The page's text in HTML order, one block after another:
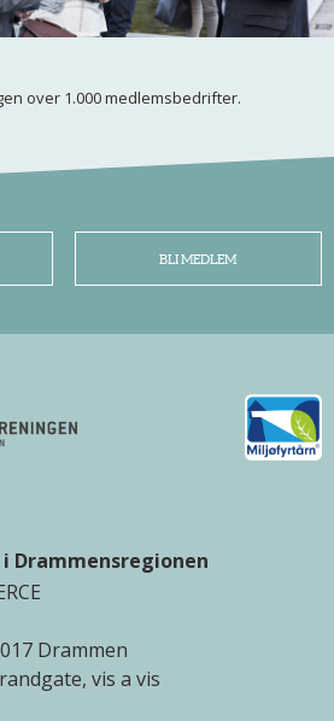
over 1.000 medlemsbedrifter.
BLI MEDLEM
Drammensregionen
Drammen
vis a vis